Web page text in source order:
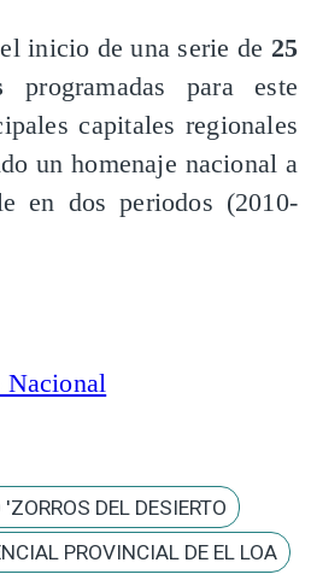
inicio de una serie de 25
programadas para este
capitales regionales
un homenaje nacional a
en dos periodos (2010-
DEL DESIERTO
PROVINCIAL DE EL LOA